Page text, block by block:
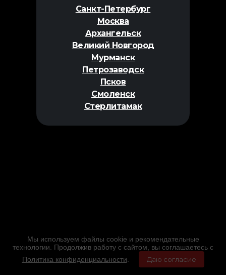
Санкт-Петербург
Москва
Архангельск
Великий Новгород
Мурманск
Петрозаводск
Псков
Смоленск
Стерлитамак
Мы используем файлы cookie и рекомендательные
технологии. Продолжив работу с сайтом, вы соглашаетесь с
Политика конфиденциальности
Даю согласие